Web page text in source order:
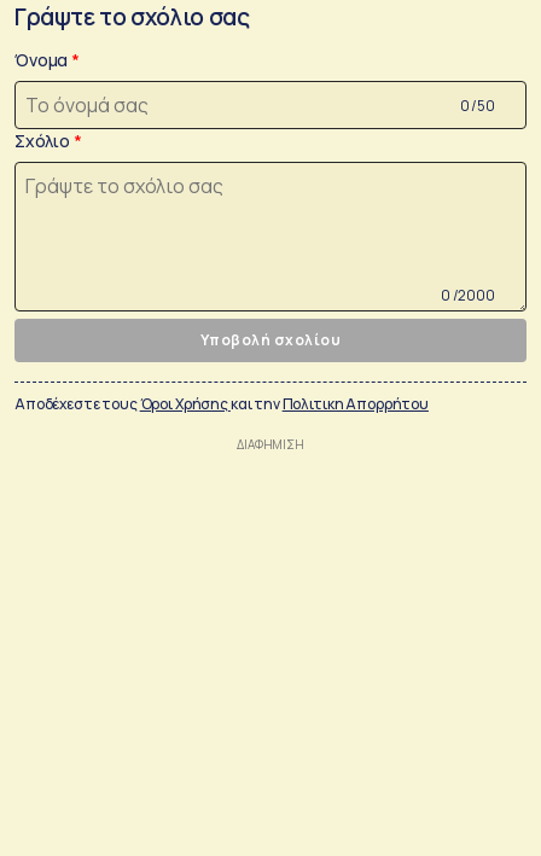
Γράψτε το σχόλιο σας
Όνομα
0 /50
Σχόλιο
0 /2000
Υποβολή σχολίου
Αποδέχεστε τουςΌροι Χρήσηςκαι τηνΠολιτικη Απορρήτου